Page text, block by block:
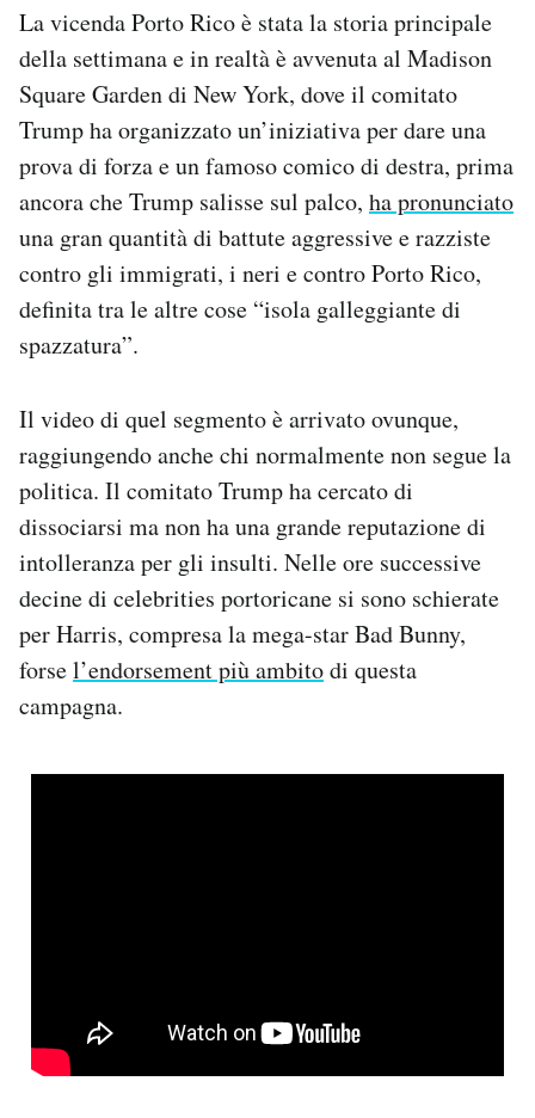
La vicenda Porto Rico è stata la storia principale
della settimana e in realtà è avvenuta al Madison
Square Garden di New York, dove il comitato
Trump ha organizzato un’iniziativa per dare una
prova di forza e un famoso comico di destra, prima
ancora che Trump salisse sul palco, ha pronunciato
una gran quantità di battute aggressive e razziste
contro gli immigrati, i neri e contro Porto Rico,
definita tra le altre cose “isola galleggiante di
spazzatura”.
Il video di quel segmento è arrivato ovunque,
raggiungendo anche chi normalmente non segue la
politica. Il comitato Trump ha cercato di
dissociarsi ma non ha una grande reputazione di
intolleranza per gli insulti. Nelle ore successive
decine di celebrities portoricane si sono schierate
per Harris, compresa la mega-star Bad Bunny,
forsel’endorsement più ambitodi questa
campagna.